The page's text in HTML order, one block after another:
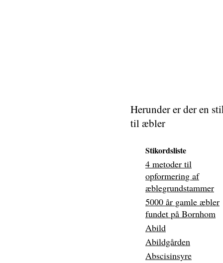
Herunder er der en
til æbler
Stikordsliste
4 metoder til
opformering af
æblegrundstammer
5000 år gamle æbler
fundet på Bornhom
Abild
Abildgården
Abscisinsyre